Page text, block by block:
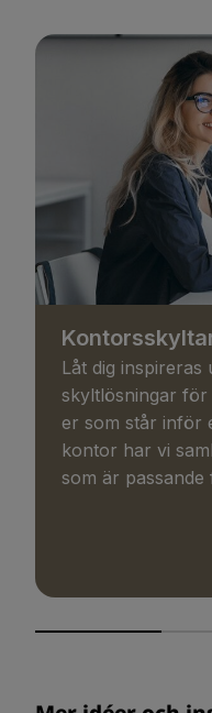
Låt dig inspireras
skyltlösningar
er som står inför
kontor har vi
som är passande